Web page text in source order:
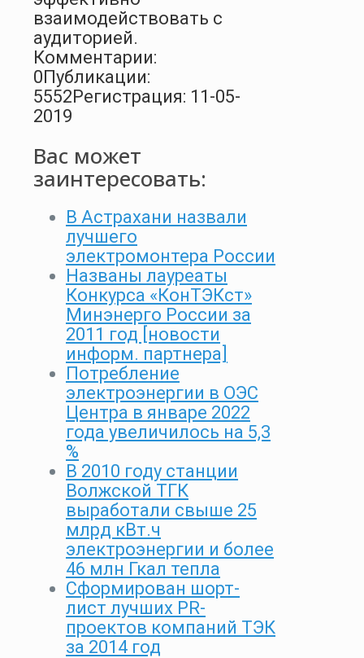
взаимодействовать с
аудиторией.
Комментарии:
0 Публикации:
5552 Регистрация: 11-05-
2019
Вас может
заинтересовать:
В Астрахани назвали
лучшего
электромонтера России
Названы лауреаты
Конкурса «КонТЭКст»
Минэнерго России за
2011 год [новости
информ. партнера]
Потребление
электроэнергии в ОЭС
Центра в январе 2022
года увеличилось на 5,3
%
В 2010 году станции
Волжской ТГК
выработали свыше 25
млрд кВт.ч
электроэнергии и более
46 млн Гкал тепла
Сформирован шорт-
лист лучших PR-
проектов компаний ТЭК
за 2014 год